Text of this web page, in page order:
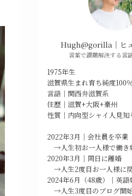
Hugh@gorilla｜ヒ
言葉で課題解決する言
1975年生
滋賀県生まれ育ち純度100
言語｜関西弁滋賀系
住歴｜滋賀+大阪+豪州
性質｜内向型シャイ人見知
2022年3月｜会社員を卒業
→人生初お一人様で働き
2020年3月｜同日に離婚
→人生2度目お一人様に
2024年6月（48歳）｜英語
→人生3度目のブログ開